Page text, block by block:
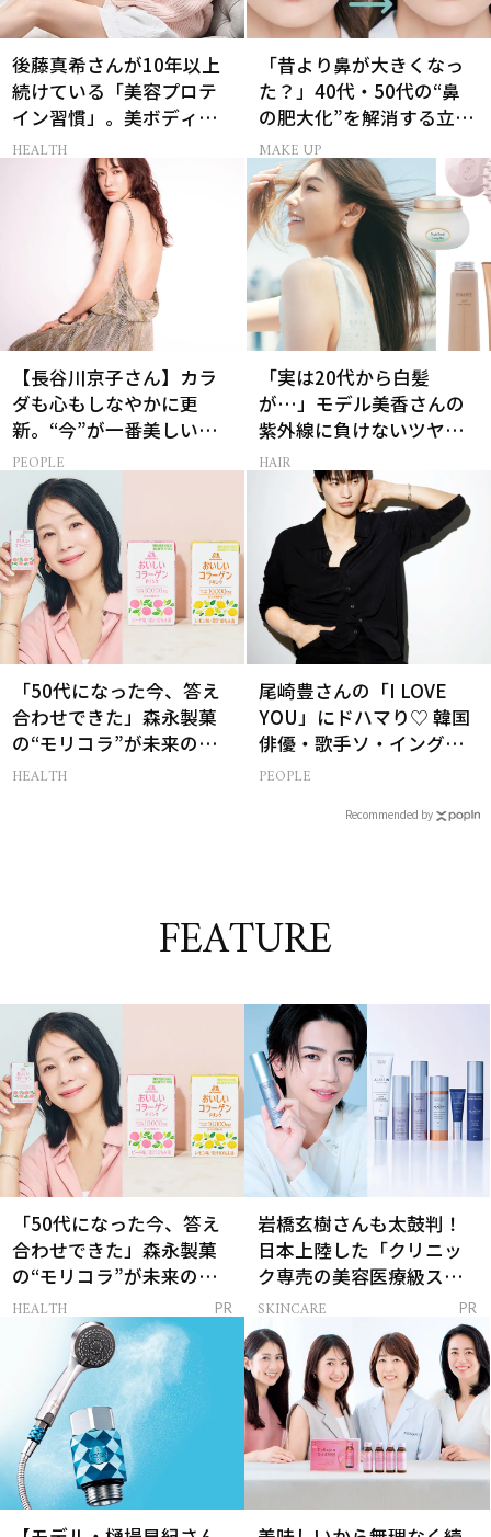
後藤真希さんが10年以上
続けている「美容プロテ
イン習慣」。美ボディを
支える朝ルーティンと
HEALTH
「昔より鼻が大きくなっ
た？」40代・50代の“鼻
の肥大化”を解消する立体
小鼻メイク
MAKE UP
【長谷川京子さん】カラ
ダも心もしなやかに更
新。“今”が一番美しい
［特別画像集］
PEOPLE
「実は20代から白髪
が…」モデル美香さんの
紫外線に負けないツヤ美
髪ケア
HAIR
「50代になった今、答え
合わせできた」森永製菓
の“モリコラ”が未来のキ
レイを連れてくる！
HEALTH
尾崎豊さんの「I LOVE
YOU」にドハマり♡ 韓国
俳優・歌手ソ・イングク
さんの音楽がすべての人
PEOPLE
Recommended by
FEATURE
「50代になった今、答え
合わせできた」森永製菓
の“モリコラ”が未来のキ
レイを連れてくる！
HEALTH PR
岩橋玄樹さんも太鼓判！
日本上陸した「クリニッ
ク専売の美容医療級スキ
ンケア」
SKINCARE PR